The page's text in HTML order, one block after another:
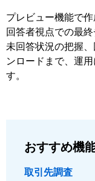
プレビュー機能で
回答者視点での最
未回答状況の把握
ンロードまで、運
す。
おすすめ機
取引先調査